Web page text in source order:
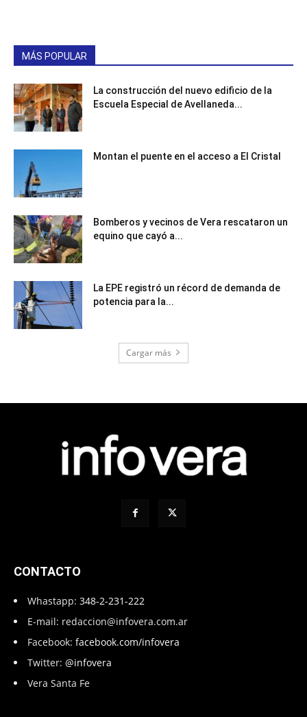
MÁS POPULAR
La construcción del nuevo edificio de la
Escuela Especial de Avellaneda...
Montan el puente en el acceso a El Cristal
Bomberos y vecinos de Vera rescataron un
equino que cayó a...
La EPE registró un récord de demanda de
potencia para la...
Cargar más
CONTACTO
Whastapp: 348-2-231-222
E-mail: redaccion@infovera.com.ar
Facebook: facebook.com/infovera
Twitter: @infovera
Vera Santa Fe